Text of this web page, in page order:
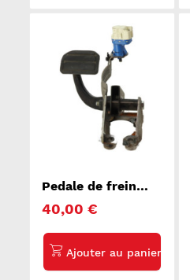
Pedale de frein
RANGE ROVER 1
40,00 €